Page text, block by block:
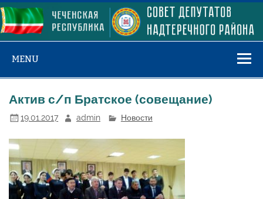
Skip
to
content
MENU
Актив с/п Братское (совещание)
19.01.2017 admin Новости